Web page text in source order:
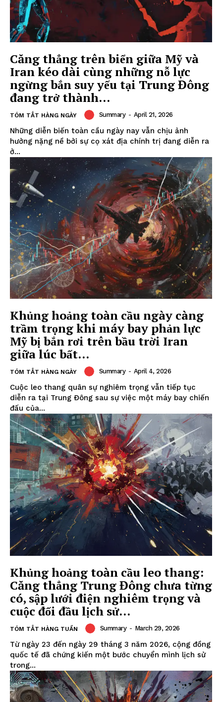
Căng thẳng trên biển giữa Mỹ và
Iran kéo dài cùng những nỗ lực
ngừng bắn suy yếu tại Trung Đông
đang trở thành...
TÓM TẮT HÀNG NGÀY Summary - April 21, 2026
Những diễn biến toàn cầu ngày nay vẫn chịu ảnh
hưởng nặng nề bởi sự cọ xát địa chính trị đang diễn ra
ở...
Khủng hoảng toàn cầu ngày càng
trầm trọng khi máy bay phản lực
Mỹ bị bắn rơi trên bầu trời Iran
giữa lúc bất...
TÓM TẮT HÀNG NGÀY Summary - April 4, 2026
Cuộc leo thang quân sự nghiêm trọng vẫn tiếp tục
diễn ra tại Trung Đông sau sự việc một máy bay chiến
đấu của...
Khủng hoảng toàn cầu leo thang:
Căng thẳng Trung Đông chưa từng
có, sập lưới điện nghiêm trọng và
cuộc đối đầu lịch sử...
TÓM TẮT HÀNG TUẦN Summary - March 29, 2026
Từ ngày 23 đến ngày 29 tháng 3 năm 2026, cộng đồng
quốc tế đã chứng kiến một bước chuyển mình lịch sử
trong...